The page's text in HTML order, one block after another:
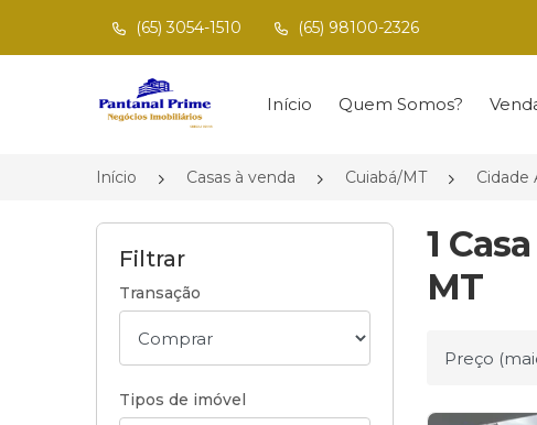
(65) 3054-1510 (65) 98100-2326
Página inicial
Início Quem Somos?
Início Casas à venda Cuiabá/MT Cidade
Filtrar
Transação
Tipos de imóvel
1
MT
Ordenar por